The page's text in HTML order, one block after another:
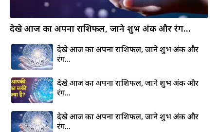
देखे आज का अपना राशिफल, जाने शुभ अंक और रंग…
देखे आज का अपना राशिफल, जाने शुभ अंक और
रंग…
देखे आज का अपना राशिफल, जाने शुभ अंक और
रंग…
देखे आज का अपना राशिफल, जाने शुभ अंक और
रंग…